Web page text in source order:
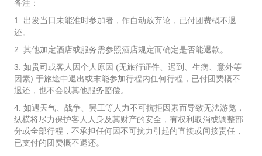
备注：
1. 出发当日未能准时参加者，作自动放弃论，已付团费概不退
还。
2. 其他加定酒店或服务需参照酒店规定而确定是否能退款。
3. 如贵司或客人因个人原因 (无旅行证件、迟到、生病、意外等
因素) 于旅途中退出或末能参加行程内任何行程，已付团费概不
退还，也不会以其他服务赔偿。
4. 如遇天气、战争、罢工等人力不可抗拒因素而导致无法游览，
纵横将尽力保护客人人身及其财产的安全，有权利取消或调整部
分或全部行程，不承担任何因不可抗力引起的直接或间接责任，
已支付的团费概不退还。